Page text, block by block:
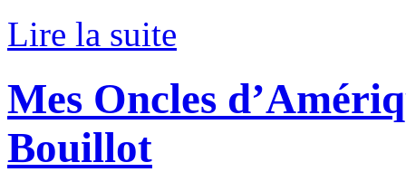
Lire la suite
Mes Oncles
Bouillot